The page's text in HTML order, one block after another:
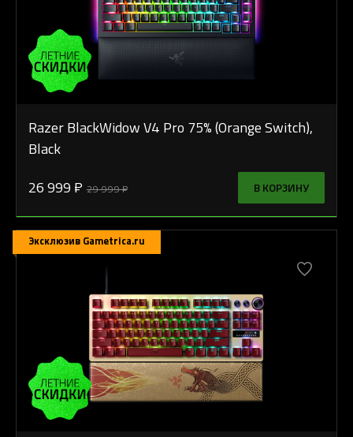
Razer BlackWidow V4 Pro 75% (Orange Switch),
Black
26 999 ₽ 29 999 ₽ В КОРЗИНУ
Эксклюзив Gametrica.ru